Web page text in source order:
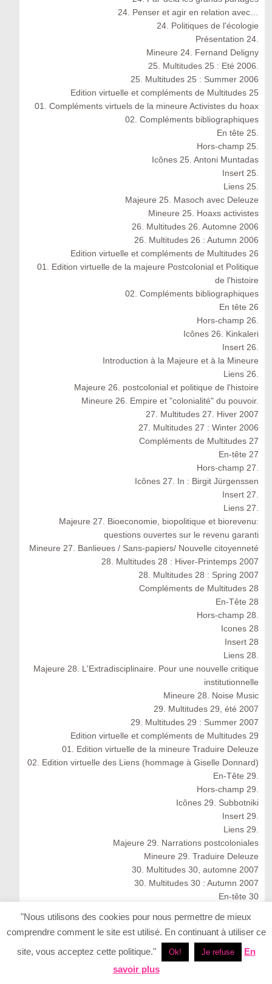
24. Penser et agir en relation avec…
24. Politiques de l'écologie
Présentation 24.
Mineure 24. Fernand Deligny
25. Multitudes 25 : Eté 2006.
25. Multitudes 25 : Summer 2006
Edition virtuelle et compléments de Multitudes 25
01. Compléments virtuels de la mineure Activistes du hoax
02. Compléments bibliographiques
En tête 25.
Hors-champ 25.
Icônes 25. Antoni Muntadas
Insert 25.
Liens 25.
Majeure 25. Masoch avec Deleuze
Mineure 25. Hoaxs activistes
26. Multitudes 26. Automne 2006
26. Multitudes 26 : Autumn 2006
Edition virtuelle et compléments de Multitudes 26
01. Edition virtuelle de la majeure Postcolonial et Politique
de l'histoire
02. Compléments bibliographiques
En tête 26
Hors-champ 26.
Icônes 26. Kinkaleri
Insert 26.
Introduction à la Majeure et à la Mineure
Liens 26.
Majeure 26. postcolonial et politique de l'histoire
Mineure 26. Empire et "colonialité" du pouvoir.
27. Multitudes 27. Hiver 2007
27. Multitudes 27 : Winter 2006
Compléments de Multitudes 27
En-tête 27
Hors-champ 27.
Icônes 27. In : Birgit Jürgenssen
Insert 27.
Liens 27.
Majeure 27. Bioeconomie, biopolitique et biorevenu:
questions ouvertes sur le revenu garanti
Mineure 27. Banlieues / Sans-papiers/ Nouvelle citoyenneté
28. Multitudes 28 : Hiver-Printemps 2007
28. Multitudes 28 : Spring 2007
Compléments de Multitudes 28
En-Tête 28
Hors-champ 28.
Icones 28
Insert 28
Liens 28.
Majeure 28. L'Extradisciplinaire. Pour une nouvelle critique
institutionnelle
Mineure 28. Noise Music
29. Multitudes 29, été 2007
29. Multitudes 29 : Summer 2007
Edition virtuelle et compléments de Multitudes 29
01. Edition virtuelle de la mineure Traduire Deleuze
02. Edition virtuelle des Liens (hommage à Giselle Donnard)
En-Tête 29.
Hors-champ 29.
Icônes 29. Subbotniki
Insert 29.
Liens 29.
Majeure 29. Narrations postcoloniales
Mineure 29. Traduire Deleuze
30. Multitudes 30, automne 2007
30. Multitudes 30 : Autumn 2007
En-tête 30
Insert 30.
Liens 30.
Majeure 30. Réseaux autochtones : résonances
anthropologiques
Mineure 30. Le rire matérialiste
"Nous utilisons des cookies pour nous permettre de mieux
comprendre comment le site est utilisé. En continuant à utiliser ce
site, vous acceptez cette politique."
Ok! Je refuse
En
savoir plus